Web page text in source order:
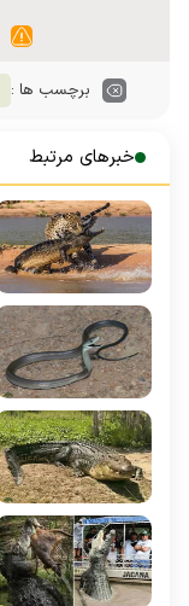
برچسب ها :
خبرهای مرتبط